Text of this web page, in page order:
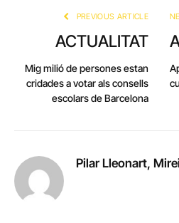
PREVIOUS ARTICLE
ACTUALITAT
Mig milió de persones estan
cridades a votar als consells
escolars de Barcelona
Pilar Lleonart,